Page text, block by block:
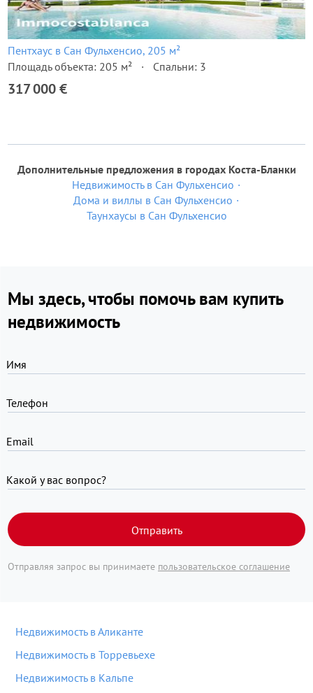
Пентхаус в Сан Фульхенсио, 205 м²
Площадь объекта: 205 м²
Спальни: 3
317 000 €
Дополнительные предложения в городах Коста-Бланки
Недвижимость в Сан Фульхенсио
Дома и виллы в Сан Фульхенсио
Таунхаусы в Сан Фульхенсио
Мы здесь, чтобы помочь вам купить
недвижимость
Имя
Телефон
Email
Какой у вас вопрос?
Отправить
Отправляя запрос вы принимаете пользовательское соглашение
Недвижимость в Аликанте
Недвижимость в Торревьехе
Недвижимость в Кальпе